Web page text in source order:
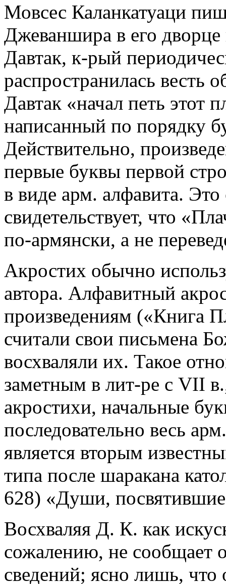
Мовсес Каланкатуаци
Джеваншира в его
Давтак, к-рый
распространилась весть
Давтак «начал петь этот
написанный по порядку
Действительно,
первые буквы первой
в виде арм. алфавита. Это
свидетельствует, что
по-армянски, а не
Акростих обычно
автора. Алфавитный
произведениям («Книга
считали свои письмена
восхваляли их. Такое
заметным в лит-ре с VII
акростихи, начальные
последовательно весь
является вторым
типа после шаракана
628) «Души,
Восхваляя Д. К. как
сожалению, не сообщает
сведений; ясно лишь,